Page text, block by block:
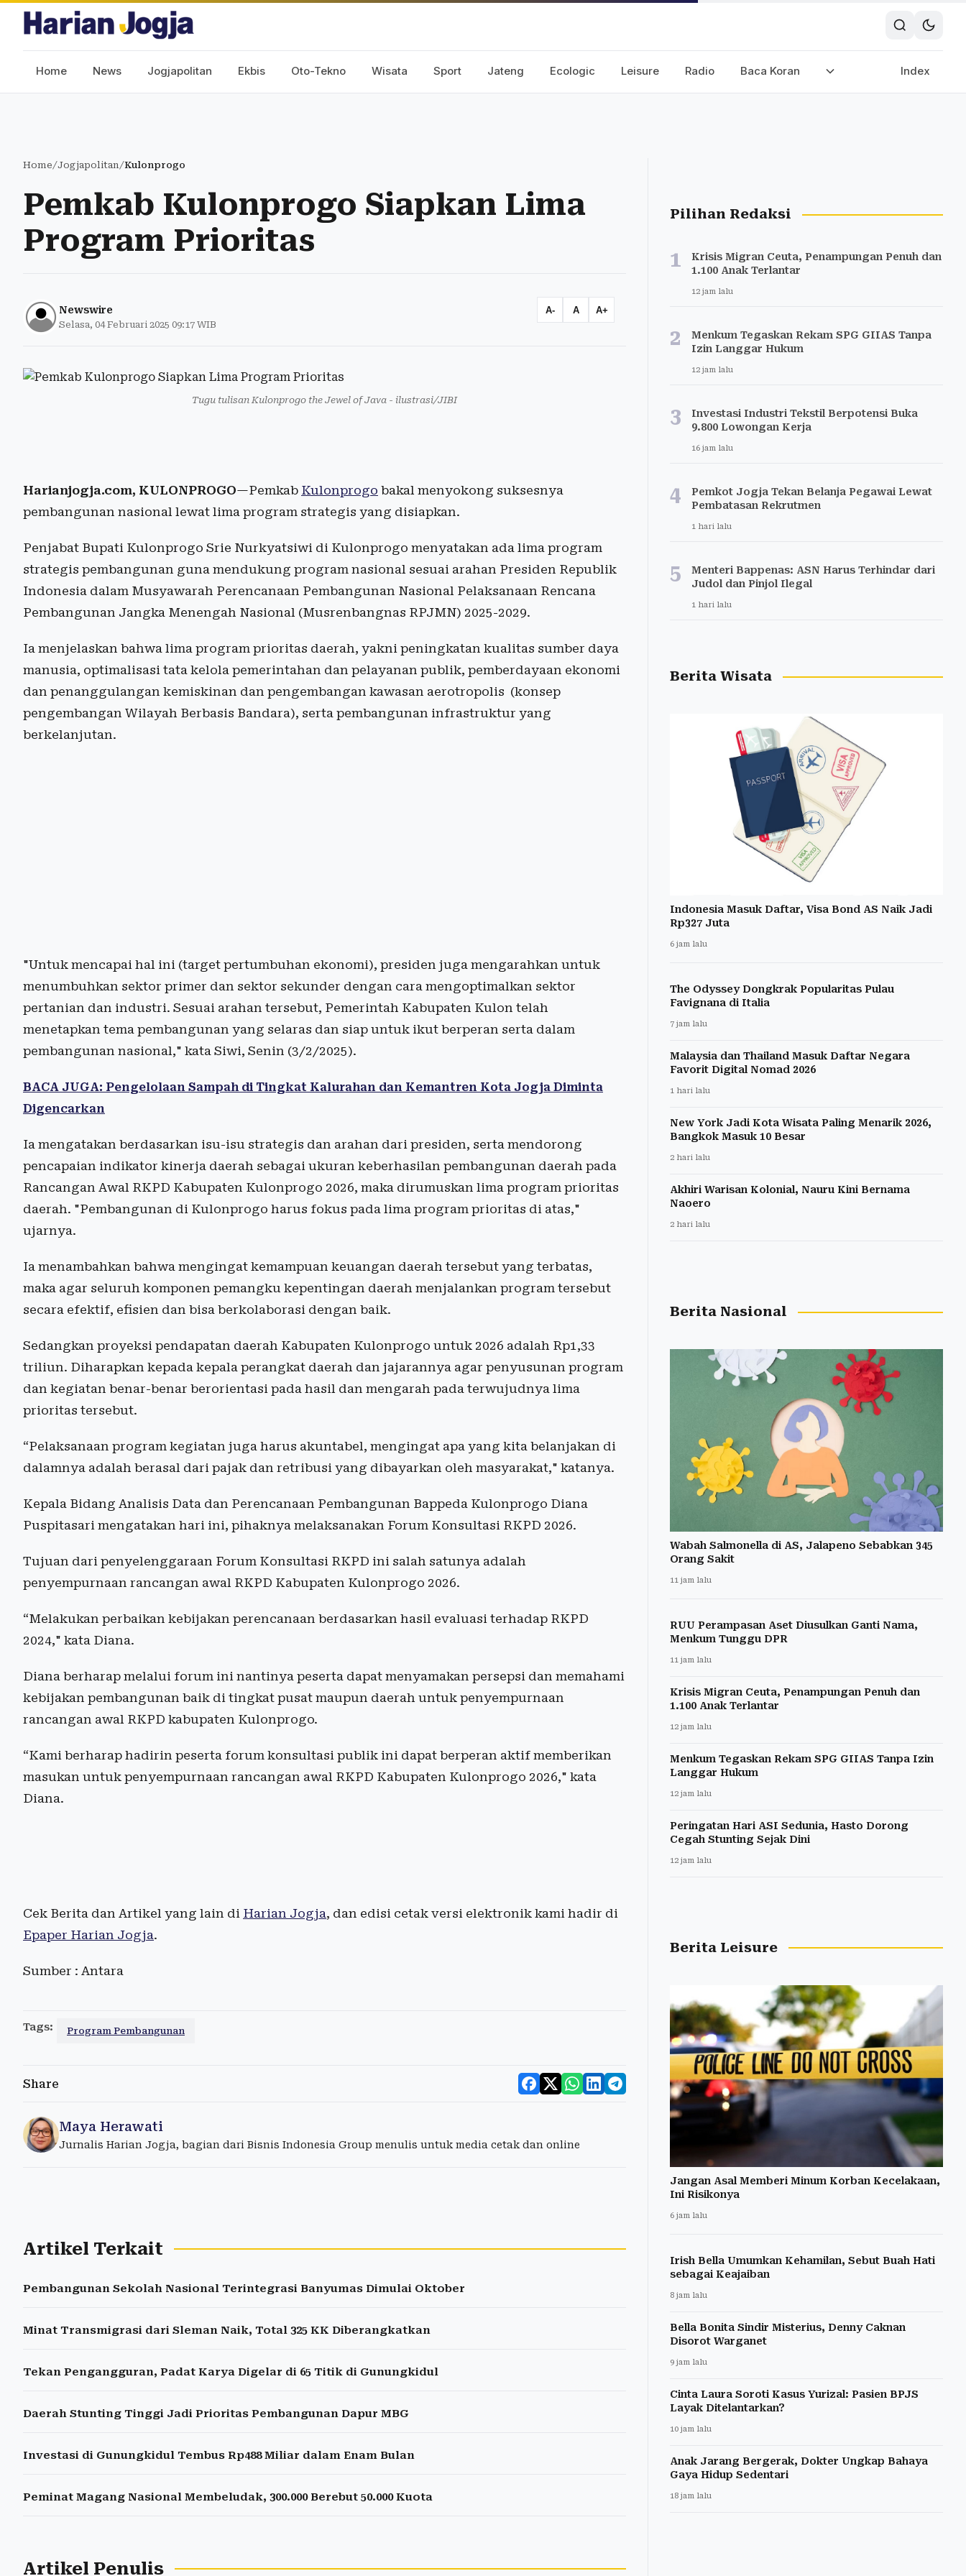
Home News Jogjapolitan Ekbis Oto-Tekno Wisata Sport Jateng Ecologic Leisure Radio Baca Koran Index
Home/Jogjapolitan/Kulonprogo
Pemkab Kulonprogo Siapkan Lima
Program Prioritas
Newswire
Selasa, 04 Februari 2025 09:17 WIB
A- A A+
Tugu tulisan Kulonprogo the Jewel of Java - ilustrasi/JIBI
Harianjogja.com, KULONPROGO—Pemkab Kulonprogo bakal menyokong suksesnya
pembangunan nasional lewat lima program strategis yang disiapkan.
Penjabat Bupati Kulonprogo Srie Nurkyatsiwi di Kulonprogo menyatakan ada lima program
strategis pembangunan guna mendukung program nasional sesuai arahan Presiden Republik
Indonesia dalam Musyawarah Perencanaan Pembangunan Nasional Pelaksanaan Rencana
Pembangunan Jangka Menengah Nasional (Musrenbangnas RPJMN) 2025-2029.
Ia menjelaskan bahwa lima program prioritas daerah, yakni peningkatan kualitas sumber daya
manusia, optimalisasi tata kelola pemerintahan dan pelayanan publik, pemberdayaan ekonomi
dan penanggulangan kemiskinan dan pengembangan kawasan aerotropolis (konsep
pengembangan Wilayah Berbasis Bandara), serta pembangunan infrastruktur yang
berkelanjutan.
"Untuk mencapai hal ini (target pertumbuhan ekonomi), presiden juga mengarahkan untuk
menumbuhkan sektor primer dan sektor sekunder dengan cara mengoptimalkan sektor
pertanian dan industri. Sesuai arahan tersebut, Pemerintah Kabupaten Kulon telah
menetapkan tema pembangunan yang selaras dan siap untuk ikut berperan serta dalam
pembangunan nasional," kata Siwi, Senin (3/2/2025).
BACA JUGA: Pengelolaan Sampah di Tingkat Kalurahan dan Kemantren Kota Jogja Diminta
Digencarkan
Ia mengatakan berdasarkan isu-isu strategis dan arahan dari presiden, serta mendorong
pencapaian indikator kinerja daerah sebagai ukuran keberhasilan pembangunan daerah pada
Rancangan Awal RKPD Kabupaten Kulonprogo 2026, maka dirumuskan lima program prioritas
daerah. "Pembangunan di Kulonprogo harus fokus pada lima program prioritas di atas,"
ujarnya.
Ia menambahkan bahwa mengingat kemampuan keuangan daerah tersebut yang terbatas,
maka agar seluruh komponen pemangku kepentingan daerah menjalankan program tersebut
secara efektif, efisien dan bisa berkolaborasi dengan baik.
Sedangkan proyeksi pendapatan daerah Kabupaten Kulonprogo untuk 2026 adalah Rp1,33
triliun. Diharapkan kepada kepala perangkat daerah dan jajarannya agar penyusunan program
dan kegiatan benar-benar berorientasi pada hasil dan mengarah pada terwujudnya lima
prioritas tersebut.
“Pelaksanaan program kegiatan juga harus akuntabel, mengingat apa yang kita belanjakan di
dalamnya adalah berasal dari pajak dan retribusi yang dibayarkan oleh masyarakat," katanya.
Kepala Bidang Analisis Data dan Perencanaan Pembangunan Bappeda Kulonprogo Diana
Puspitasari mengatakan hari ini, pihaknya melaksanakan Forum Konsultasi RKPD 2026.
Tujuan dari penyelenggaraan Forum Konsultasi RKPD ini salah satunya adalah
penyempurnaan rancangan awal RKPD Kabupaten Kulonprogo 2026.
“Melakukan perbaikan kebijakan perencanaan berdasarkan hasil evaluasi terhadap RKPD
2024," kata Diana.
Diana berharap melalui forum ini nantinya peserta dapat menyamakan persepsi dan memahami
kebijakan pembangunan baik di tingkat pusat maupun daerah untuk penyempurnaan
rancangan awal RKPD kabupaten Kulonprogo.
“Kami berharap hadirin peserta forum konsultasi publik ini dapat berperan aktif memberikan
masukan untuk penyempurnaan rancangan awal RKPD Kabupaten Kulonprogo 2026," kata
Diana.
Cek Berita dan Artikel yang lain di Harian Jogja, dan edisi cetak versi elektronik kami hadir di
Epaper Harian Jogja.
Sumber : Antara
Tags: Program Pembangunan
Share
Maya Herawati
Jurnalis Harian Jogja, bagian dari Bisnis Indonesia Group menulis untuk media cetak dan online
Artikel Terkait
Pembangunan Sekolah Nasional Terintegrasi Banyumas Dimulai Oktober
Minat Transmigrasi dari Sleman Naik, Total 325 KK Diberangkatkan
Tekan Pengangguran, Padat Karya Digelar di 65 Titik di Gunungkidul
Daerah Stunting Tinggi Jadi Prioritas Pembangunan Dapur MBG
Investasi di Gunungkidul Tembus Rp488 Miliar dalam Enam Bulan
Peminat Magang Nasional Membeludak, 300.000 Berebut 50.000 Kuota
Artikel Penulis
Pilihan Redaksi
1
Krisis Migran Ceuta, Penampungan Penuh dan
1.100 Anak Terlantar
12 jam lalu
2
Menkum Tegaskan Rekam SPG GIIAS Tanpa
Izin Langgar Hukum
12 jam lalu
3
Investasi Industri Tekstil Berpotensi Buka
9.800 Lowongan Kerja
16 jam lalu
4
Pemkot Jogja Tekan Belanja Pegawai Lewat
Pembatasan Rekrutmen
1 hari lalu
5
Menteri Bappenas: ASN Harus Terhindar dari
Judol dan Pinjol Ilegal
1 hari lalu
Berita Wisata
Indonesia Masuk Daftar, Visa Bond AS Naik Jadi
Rp327 Juta
6 jam lalu
The Odyssey Dongkrak Popularitas Pulau
Favignana di Italia
7 jam lalu
Malaysia dan Thailand Masuk Daftar Negara
Favorit Digital Nomad 2026
1 hari lalu
New York Jadi Kota Wisata Paling Menarik 2026,
Bangkok Masuk 10 Besar
2 hari lalu
Akhiri Warisan Kolonial, Nauru Kini Bernama
Naoero
2 hari lalu
Berita Nasional
Wabah Salmonella di AS, Jalapeno Sebabkan 345
Orang Sakit
11 jam lalu
RUU Perampasan Aset Diusulkan Ganti Nama,
Menkum Tunggu DPR
11 jam lalu
Krisis Migran Ceuta, Penampungan Penuh dan
1.100 Anak Terlantar
12 jam lalu
Menkum Tegaskan Rekam SPG GIIAS Tanpa Izin
Langgar Hukum
12 jam lalu
Peringatan Hari ASI Sedunia, Hasto Dorong
Cegah Stunting Sejak Dini
12 jam lalu
Berita Leisure
Jangan Asal Memberi Minum Korban Kecelakaan,
Ini Risikonya
6 jam lalu
Irish Bella Umumkan Kehamilan, Sebut Buah Hati
sebagai Keajaiban
8 jam lalu
Bella Bonita Sindir Misterius, Denny Caknan
Disorot Warganet
9 jam lalu
Cinta Laura Soroti Kasus Yurizal: Pasien BPJS
Layak Ditelantarkan?
10 jam lalu
Anak Jarang Bergerak, Dokter Ungkap Bahaya
Gaya Hidup Sedentari
18 jam lalu